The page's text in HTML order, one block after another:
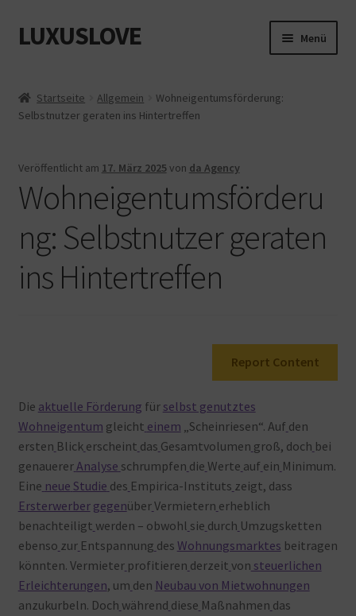
Zur
Navigation
Zum
Inhalt
LUXUSLOVE Menü
Cookie-Richtlinie (EU)
Datenschutz
Impressum
Kasse
Mein Konto
Startseite Allgemein
Wohneigentumsförderung:
Selbstnutzer geraten ins Hintertreffen
Veröffentlicht am 17. März 2025von da Agency
Wohneigentumsförderu
ng: Selbstnutzer geraten
ins Hintertreffen
Report Content
Die aktuelle Förderung für selbst genutztes
Wohneigentum gleicht einem „Scheinriesen“. Auf den
ersten Blick erscheint das Gesamtvolumen groß, doch bei
genauererAnalyse schrumpfen die Werte auf ein Minimum.
Eine neue Studie des Empirica-Instituts zeigt, dass
Ersterwerber gegenüberVermietern erheblich
benachteiligt werden – obwohl sie durch Umzugsketten
ebenso zur Entspannung des Wohnungsmarktes beitragen
könnten. Vermieter profitieren derzeit von steuerlichen
Erleichterungen, um den Neubau von Mietwohnungen
anzukurbeln. Doch während diese Maßnahmen das